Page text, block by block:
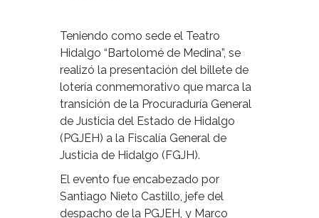
Teniendo como sede el Teatro
Hidalgo “Bartolomé de Medina”, se
realizó la presentación del billete de
lotería conmemorativo que marca la
transición de la Procuraduría General
de Justicia del Estado de Hidalgo
(PGJEH) a la Fiscalía General de
Justicia de Hidalgo (FGJH).
El evento fue encabezado por
Santiago Nieto Castillo, jefe del
despacho de la PGJEH, y Marco